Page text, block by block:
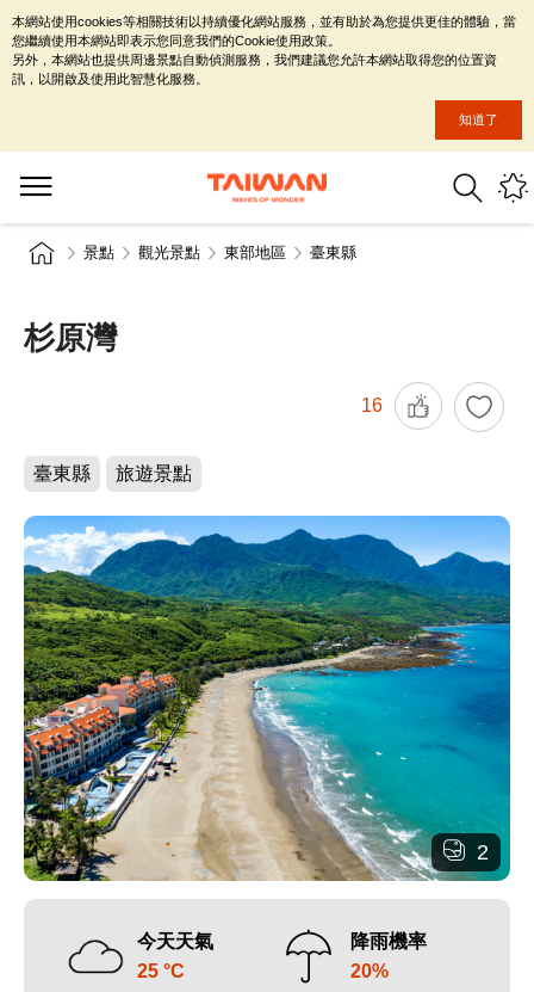
景點 觀光景點 東部地區 臺東縣
杉原灣
16
臺東縣 旅遊景點
2
今天天氣
25 °C
降雨機率
20%
本網站使用cookies等相關技術以持續優化網站服務，並有助於為您提供更佳的體驗，當
您繼續使用本網站即表示您同意我們的Cookie使用政策。
另外，本網站也提供周邊景點自動偵測服務，我們建議您允許本網站取得您的位置資
訊，以開啟及使用此智慧化服務。
知道了